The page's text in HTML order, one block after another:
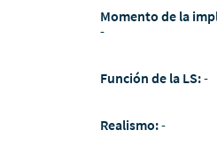
Momento de la
-
Función de la LS:-
Realismo:-